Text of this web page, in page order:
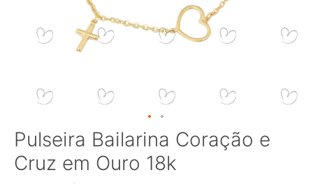
Saltar
para
o
Pulseira Bailarina Coração e
Cruz em Ouro 18k